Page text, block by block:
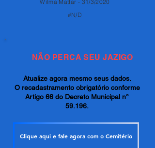
Wilma Mattar - 31/3/2020
#N/D
NÃO PERCA SEU JAZIGO
Atualize agora mesmo seus dados.
O recadastramento obrigatório conforme
Artigo 66 do Decreto Municipal n°
59.196.
Clique aqui e fale agora com o Cemitério